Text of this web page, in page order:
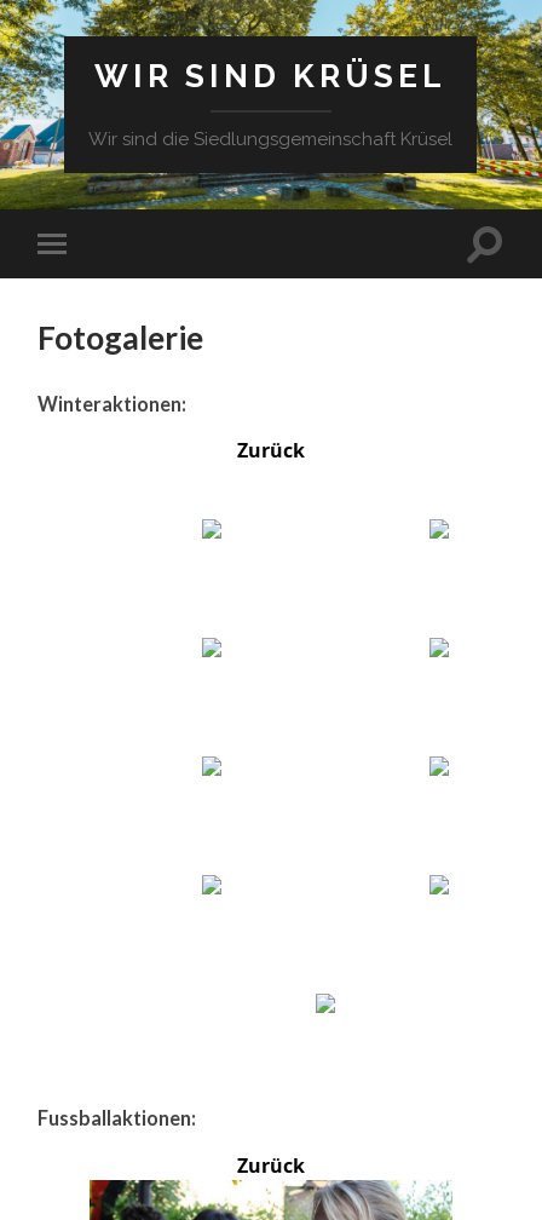
WIR SIND KRÜSEL
Wir sind die Siedlungsgemeinschaft Krüsel
Fotogalerie
Winteraktionen:
Zurück
Fussballaktionen:
Zurück